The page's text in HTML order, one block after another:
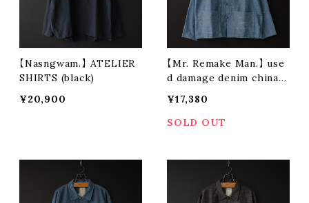
【Nasngwam.】 ATELIER
SHIRTS (black)
¥20,900
【Mr. Remake Man.】 use
d damage denim china s
¥17,380
SOLD OUT